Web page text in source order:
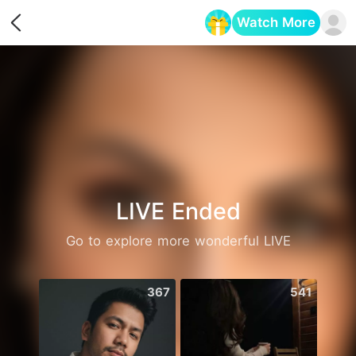
Watch More
LIVE Ended
Go to explore more wonderful LIVE
367 541